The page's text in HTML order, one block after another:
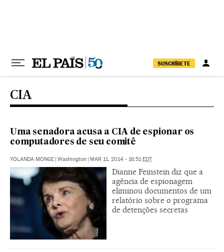
SUSCRÍBETE
CIA
Uma senadora acusa a CIA de espionar os
computadores de seu comitê
YOLANDA MONGE | Washington | MAR 11, 2014 - 16:51EDT
Dianne Feinstein diz que a
agência de espionagem
eliminou documentos de um
relatório sobre o programa
de detenções secretas